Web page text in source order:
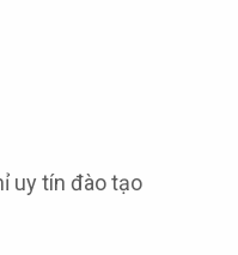
uy tín đào tạo